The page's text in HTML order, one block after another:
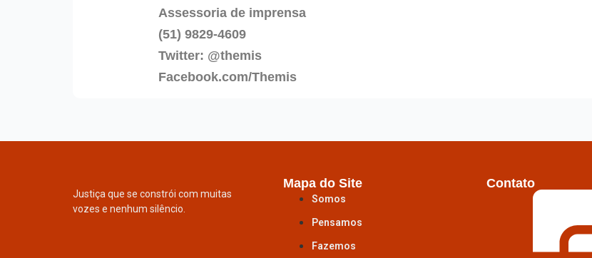
Assessoria de imprensa
(51) 9829-4609
Twitter: @themis
Facebook.com/Themis
Justiça que se constrói com muitas
vozes e nenhum silêncio.
Mapa do Site
Somos
Pensamos
Fazemos
Contato